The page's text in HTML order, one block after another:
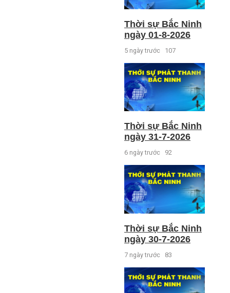
Thời sự Bắc Ninh
ngày 01-8-2026
5 ngày trước 107
Thời sự Bắc Ninh
ngày 31-7-2026
6 ngày trước 92
Thời sự Bắc Ninh
ngày 30-7-2026
7 ngày trước 83